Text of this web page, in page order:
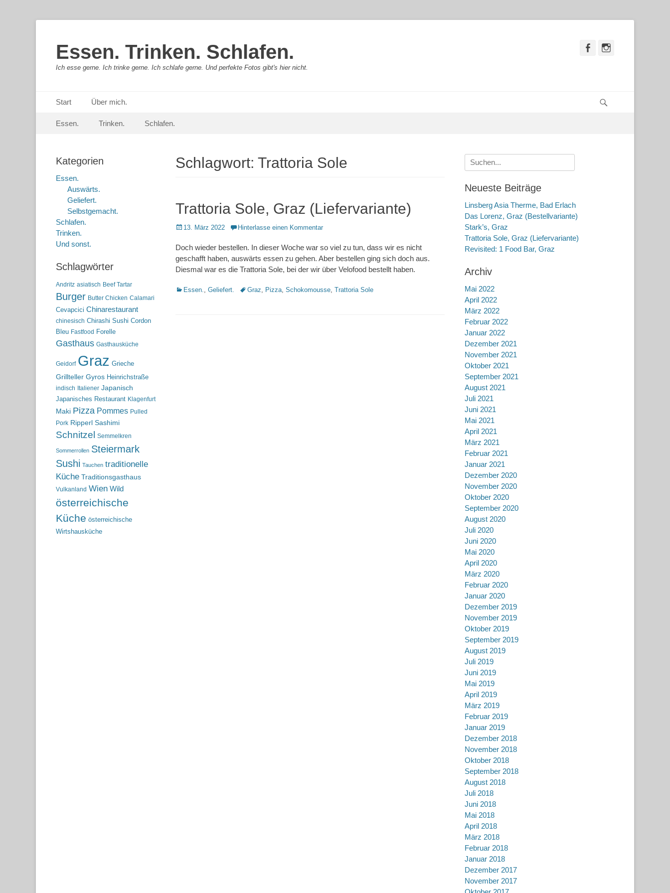
Essen. Trinken. Schlafen.
Ich esse gerne. Ich trinke gerne. Ich schlafe gerne. Und perfekte Fotos gibt's hier nicht.
Facebook
Primäres Menü
zum
Start Über mich.
Sekundär-Menü
zum
Essen. Trinken. Schlafen.
Schlagwort: Trattoria Sole
Trattoria Sole, Graz (Liefervariante)
Posted
13. März 2022 Hinterlasse einen Kommentar
Doch wieder bestellen. In dieser Woche war so viel zu tun, dass wir es nicht
geschafft haben, auswärts essen zu gehen. Aber bestellen ging sich doch aus.
Diesmal war es die Trattoria Sole, bei der wir über Velofood bestellt haben.
Kategorien
Essen., Geliefert. Schlagworte
Graz, Pizza, Schokomousse, Trattoria Sole
Suche
nach:
Neueste Beiträge
Linsberg Asia Therme, Bad Erlach
Das Lorenz, Graz (Bestellvariante)
Stark’s, Graz
Trattoria Sole, Graz (Liefervariante)
Revisited: 1 Food Bar, Graz
Archiv
Mai 2022
April 2022
März 2022
Februar 2022
Januar 2022
Dezember 2021
November 2021
Oktober 2021
September 2021
August 2021
Juli 2021
Juni 2021
Mai 2021
April 2021
März 2021
Februar 2021
Januar 2021
Dezember 2020
November 2020
Oktober 2020
September 2020
August 2020
Juli 2020
Juni 2020
Mai 2020
April 2020
März 2020
Februar 2020
Januar 2020
Dezember 2019
November 2019
Oktober 2019
September 2019
August 2019
Juli 2019
Juni 2019
Mai 2019
April 2019
März 2019
Februar 2019
Januar 2019
Dezember 2018
November 2018
Oktober 2018
September 2018
August 2018
Juli 2018
Juni 2018
Mai 2018
April 2018
März 2018
Februar 2018
Januar 2018
Dezember 2017
November 2017
Kategorien
Essen.
Auswärts.
Geliefert.
Selbstgemacht.
Schlafen.
Trinken.
Und sonst.
Schlagwörter
Andritz asiatisch Beef Tartar
Burger Butter Chicken Calamari
Cevapcici Chinarestaurant
chinesisch Chirashi Sushi Cordon
Bleu Fastfood Forelle
Gasthaus Gasthausküche
Geidorf Graz Grieche
Grillteller Gyros Heinrichstraße
indisch Italiener Japanisch
Japanisches Restaurant Klagenfurt
Maki Pizza Pommes Pulled
Pork Ripperl Sashimi
Schnitzel Semmelkren
Sommerrollen Steiermark
Sushi Tauchen traditionelle
Küche Traditionsgasthaus
Vulkanland Wien Wild
österreichische
Küche österreichische
Wirtshausküche